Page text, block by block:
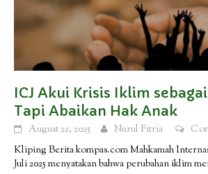
ICJ Akui Krisis Iklim
Tapi Abaikan Hak Anak
August 22, 2025 Nurul Fitria
Kliping Berita kompas.com Mahkamah
Juli 2025 menyatakan bahwa perubahan iklim